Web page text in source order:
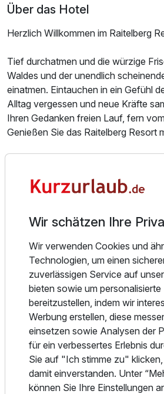
Ausstattung
Zusatznächte
Für 3 Tage
Einzelzimmer
1 Erwachsenen
Über das Hotel
Herzlich Willkommen im Raitelberg
Tief durchatmen und die würzige
Waldes und der unendlich
einatmen. Eintauchen in ein Gefühl
Alltag vergessen und neue Kräfte
Ihren Gedanken freien Lauf, fern
Genießen Sie das Raitelberg Resort
Sonnenlage mit Panoramablick auf
Das Haus besticht durch eine
Architektur. Ein freies, offenes und
Lebensgefühl ist uns ein großes
großzügigen und einladenden
genug Platz zum Leben. Der Turm
atemberaubendes Panorama.
Wir sind ein Familienbetrieb und
unkompliziertes und natürliches
unaufdringlichem, persönlichem
Natürliche und Ungekünstelte.
Bereicherung – so ist das Leben im
Wir schätzen Ihre
Wir verwenden Cookies und
Technologien, um einen
zuverlässigen Service auf
bieten sowie um personalisierte
bereitzustellen, indem wir
Werbung erstellen, diese
einsetzen sowie Analysen der
für ein verbessertes Erlebnis
Sie auf "Ich stimme zu"
damit einverstanden. Unter
können Sie Ihre Einstellungen